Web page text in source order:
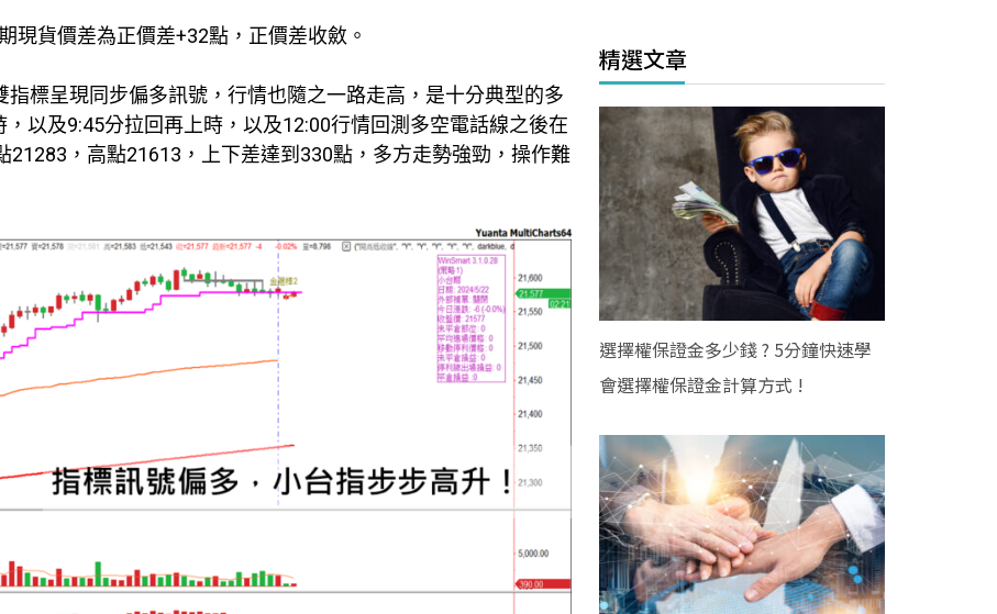
現貨價差為正價差+32點，正價差收斂。
指標呈現同步偏多訊號，行情也隨之一路走高，是十分典型的多
以及9:45分拉回再上時，以及12:00行情回測多空電話線之後在
21283，高點21613，上下差達到330點，多方走勢強勁，操作難
精選文章
選擇權保證金多少錢 ? 5分鐘快速學
會選擇權保證金計算方式 !